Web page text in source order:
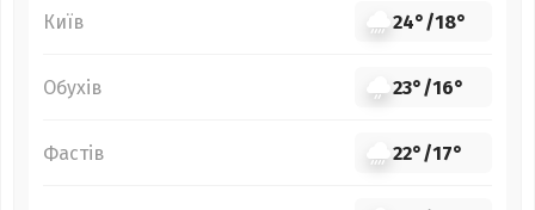
Київ 24°/18°
Обухів 23°/16°
Фастів 22°/17°